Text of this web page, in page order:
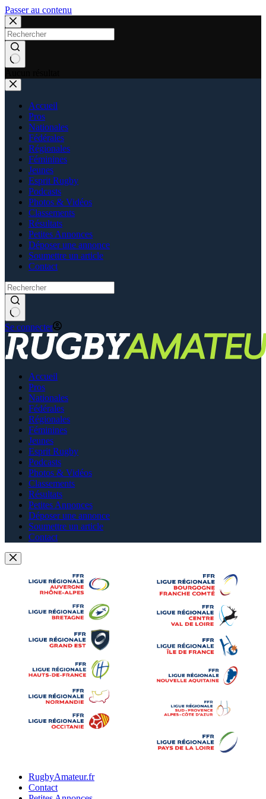
Passer au contenu
Accueil
Pros
Nationales
Fédérales
Régionales
Féminines
Jeunes
Esprit Rugby
Podcasts
Photos & Vidéos
Classements
Résultats
Petites Annonces
Déposer une annonce
Soumettre un article
Contact
Se connecter
Accueil
Pros
Nationales
Fédérales
Régionales
Féminines
Jeunes
Esprit Rugby
Podcasts
Photos & Vidéos
Classements
Résultats
Petites Annonces
Déposer une annonce
Soumettre un article
Contact
RugbyAmateur.fr
Contact